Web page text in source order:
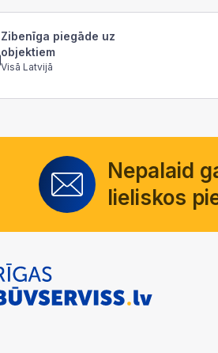
Zibenīga piegāde uz
objektiem
Visā Latvijā
Nepalaid
lieliskos